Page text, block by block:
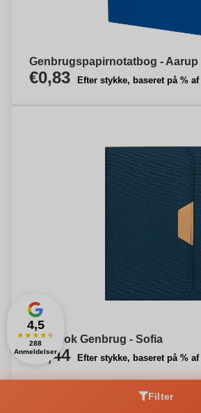
Genbrugspapirnotatbog - Aarup
€0,83 Efter stykke, baseret på %
Noteblok Genbrug - Sofia
€3,44 Efter stykke, baseret på %
Filter
4,5
★★★★★
288
Anmeldelser